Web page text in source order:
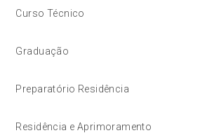
Curso Técnico
Graduação
Preparatório Residência
Residência e Aprimoramento